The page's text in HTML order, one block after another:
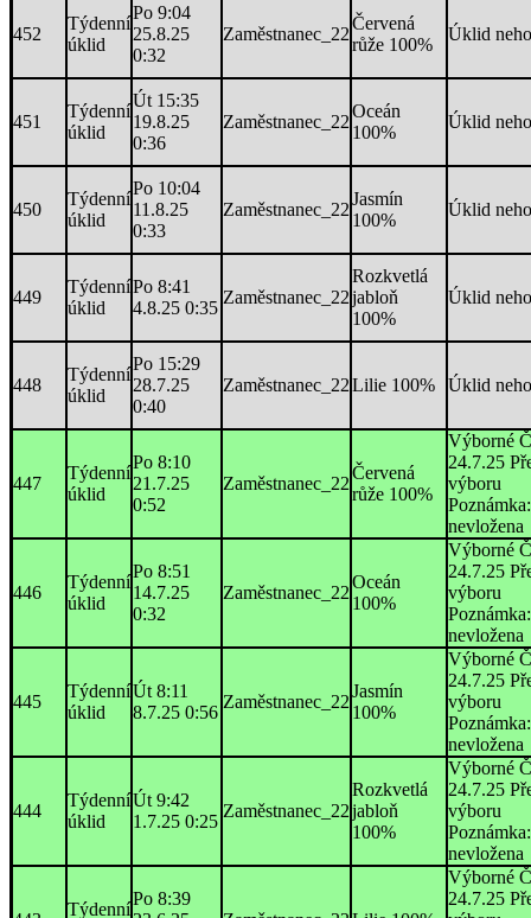
452
Týdenní
úklid
Po 9:04
25.8.25
0:32
Zaměstnanec_22
Červená
růže 100%
Úklid
451
Týdenní
úklid
Út 15:35
19.8.25
0:36
Zaměstnanec_22
Oceán
100%
Úklid
450
Týdenní
úklid
Po 10:04
11.8.25
0:33
Zaměstnanec_22
Jasmín
100%
Úklid
449
Týdenní
úklid
Po 8:41
4.8.25 0:35
Zaměstnanec_22
Rozkvetlá
jabloň
100%
Úklid
448
Týdenní
úklid
Po 15:29
28.7.25
0:40
Zaměstnanec_22Lilie 100% Úklid
447
Týdenní
úklid
Po 8:10
21.7.25
0:52
Zaměstnanec_22
Červená
růže 100%
Výborné
24.7.25
výboru
Poznámka:
nevložena
446
Týdenní
úklid
Po 8:51
14.7.25
0:32
Zaměstnanec_22
Oceán
100%
Výborné
24.7.25
výboru
Poznámka:
nevložena
445
Týdenní
úklid
Út 8:11
8.7.25 0:56
Zaměstnanec_22
Jasmín
100%
Výborné
24.7.25
výboru
Poznámka:
nevložena
444
Týdenní
úklid
Út 9:42
1.7.25 0:25
Zaměstnanec_22
Rozkvetlá
jabloň
100%
Výborné
24.7.25
výboru
Poznámka:
nevložena
Týdenní
Po 8:39
Výborné
24.7.25